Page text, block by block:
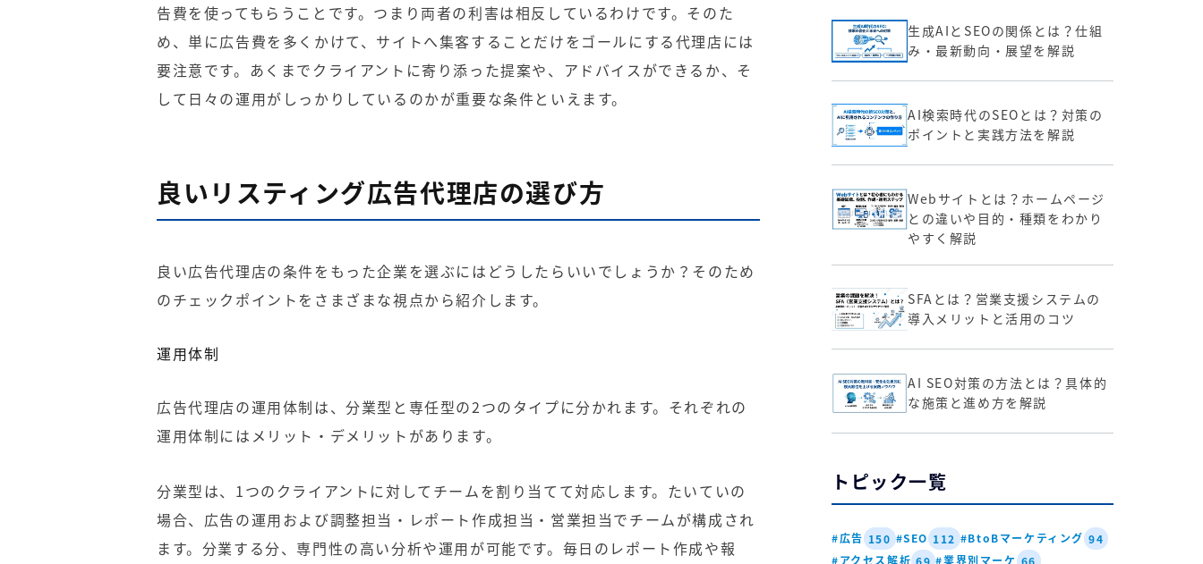
告費を使ってもらうことです。つまり両者の利害は相反しているわけです。そのた
め、単に広告費を多くかけて、サイトへ集客することだけをゴールにする代理店には
要注意です。あくまでクライアントに寄り添った提案や、アドバイスができるか、そ
して日々の運用がしっかりしているのかが重要な条件といえます。
良いリスティング広告代理店の選び方
良い広告代理店の条件をもった企業を選ぶにはどうしたらいいでしょうか？そのため
のチェックポイントをさまざまな視点から紹介します。
運用体制
広告代理店の運用体制は、分業型と専任型の2つのタイプに分かれます。それぞれの
運用体制にはメリット・デメリットがあります。
分業型は、1つのクライアントに対してチームを割り当てて対応します。たいていの
場合、広告の運用および調整担当・レポート作成担当・営業担当でチームが構成され
ます。分業する分、専門性の高い分析や運用が可能です。毎日のレポート作成や報
生成AIとSEOの関係とは？仕組
み・最新動向・展望を解説
AI検索時代のSEOとは？対策の
ポイントと実践方法を解説
Webサイトとは？ホームページ
との違いや目的・種類をわかり
やすく解説
SFAとは？営業支援システムの
導入メリットと活用のコツ
AI SEO対策の方法とは？具体的
な施策と進め方を解説
トピック一覧
#広告 150 #SEO 112 #BtoBマーケティング 94
#アクセス解析
#業界別マーケ